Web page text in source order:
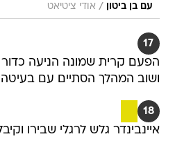
עם בן ביטון
/ אודי ציטיאט
17
הפעם קרית שמונה הניעה כדור
ושוב המהלך הסתיים עם
18
איינבינדר גלש לרגלי שבירו